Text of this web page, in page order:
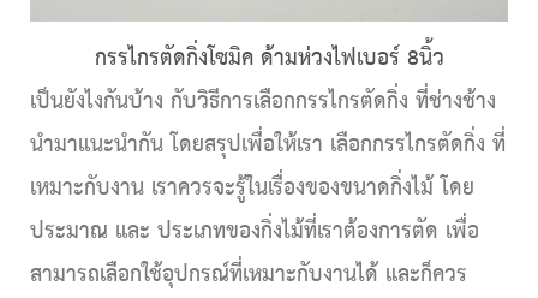
กรรไกรตัดกิ่งโซมิค ด้ามห่วงไฟเบอร์ 8นิ้ว
เป็นยังไงกันบ้าง กับวิธีการเลือกกรรไกรตัดกิ่ง ที่ช่างช้าง
นำมาแนะนำกัน โดยสรุปเพื่อให้เรา เลือกกรรไกรตัดกิ่ง ที่
เหมาะกับงาน เราควรจะรู้ในเรื่องของขนาดกิ่งไม้ โดย
ประมาณ และ ประเภทของกิ่งไม้ที่เราต้องการตัด เพื่อ
สามารถเลือกใช้อุปกรณ์ที่เหมาะกับงานได้ และก็ควร